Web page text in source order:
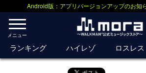
Android版：アプリバージョンアップのお知
メニュー
ランキング ハイレゾ ロスレス